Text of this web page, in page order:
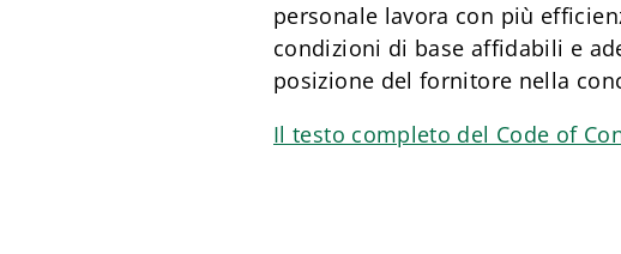
personale lavora con più
condizioni di base affidabili e
posizione del fornitore nella
Il testo completo del Code of